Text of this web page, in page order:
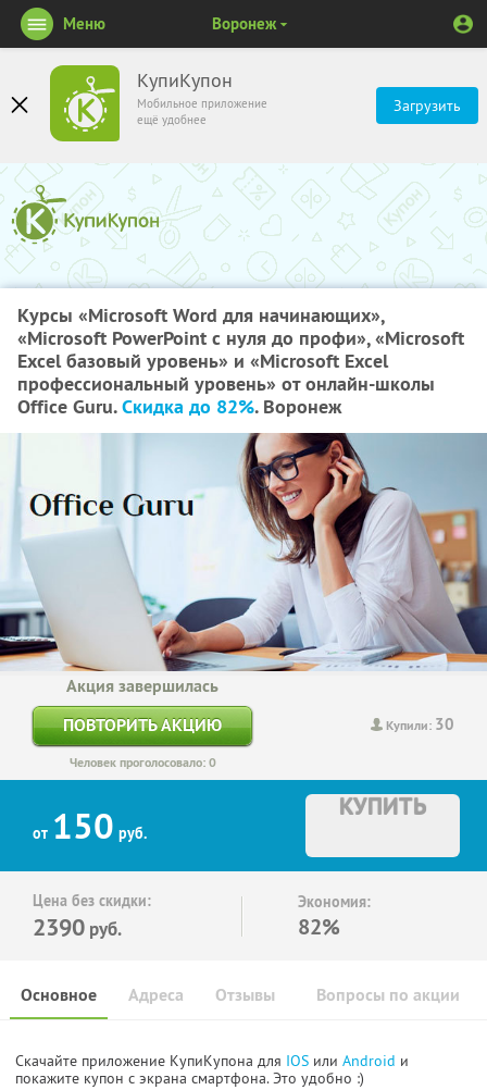
КупиКупон
Мобильное приложение
ещё удобнее
Загрузить
Меню Воронеж
Курсы «Microsoft Word для начинающих»,
«Microsoft PowerPoint с нуля до профи», «Microsoft
Excel базовый уровень» и «Microsoft Excel
профессиональный уровень» от онлайн-школы
Office Guru.Скидка до 82%. Воронеж
Купили: 30
Акция завершилась
ПОВТОРИТЬ АКЦИЮ
Человек проголосовало: 0
от 150 руб.
КУПИТЬ
Цена без скидки:
2390 руб.
Экономия:
82%
Основное Отзывы Вопросы по акции
Адреса
Скачайте приложение КупиКупона для IOS или Android и
покажите купон с экрана смартфона. Это удобно :)